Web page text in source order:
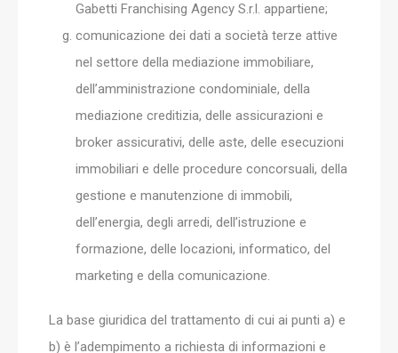
Gabetti Franchising Agency S.r.l. appartiene;
comunicazione dei dati a società terze attive
nel settore della mediazione immobiliare,
dell’amministrazione condominiale, della
mediazione creditizia, delle assicurazioni e
broker assicurativi, delle aste, delle esecuzioni
immobiliari e delle procedure concorsuali, della
gestione e manutenzione di immobili,
dell’energia, degli arredi, dell’istruzione e
formazione, delle locazioni, informatico, del
marketing e della comunicazione.
La base giuridica del trattamento di cui ai punti a) e
b) è l’adempimento a richiesta di informazioni e